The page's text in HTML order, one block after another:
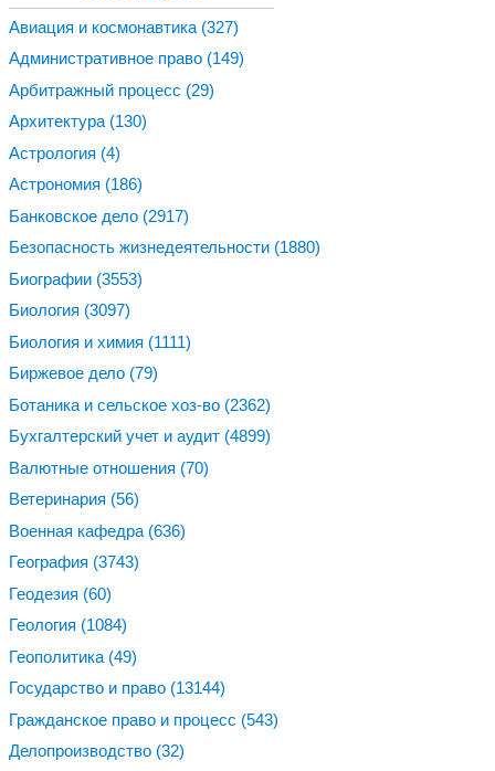
Авиация и космонавтика (327)
Административное право (149)
Арбитражный процесс (29)
Архитектура (130)
Астрология (4)
Астрономия (186)
Банковское дело (2917)
Безопасность жизнедеятельности (1880)
Биографии (3553)
Биология (3097)
Биология и химия (1111)
Биржевое дело (79)
Ботаника и сельское хоз-во (2362)
Бухгалтерский учет и аудит (4899)
Валютные отношения (70)
Ветеринария (56)
Военная кафедра (636)
География (3743)
Геодезия (60)
Геология (1084)
Геополитика (49)
Государство и право (13144)
Гражданское право и процесс (543)
Делопроизводство (32)